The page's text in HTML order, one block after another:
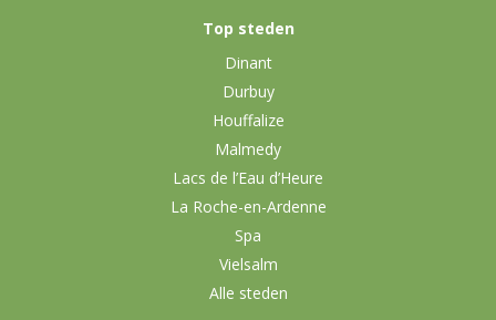
Top steden
Dinant
Durbuy
Houffalize
Malmedy
Lacs de l’Eau d’Heure
La Roche-en-Ardenne
Spa
Vielsalm
Alle steden